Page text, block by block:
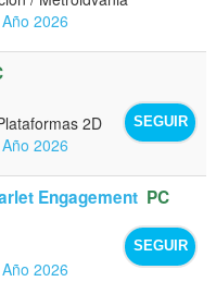
Año 2026
SEGUIR
2D
Año 2026
Engagement PC
SEGUIR
Año 2026